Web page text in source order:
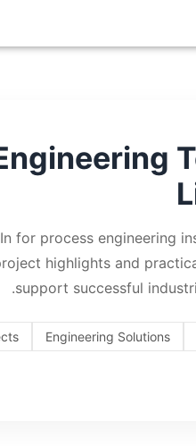
for process engineering
highlights and
support successful
Engineering Solutions